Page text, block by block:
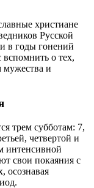
христиане
Русской
в годы гонений
вспомнить о тех,
мужества и
трем субботам: 7,
четвертой и
интенсивной
свои покаяния с
осознавая